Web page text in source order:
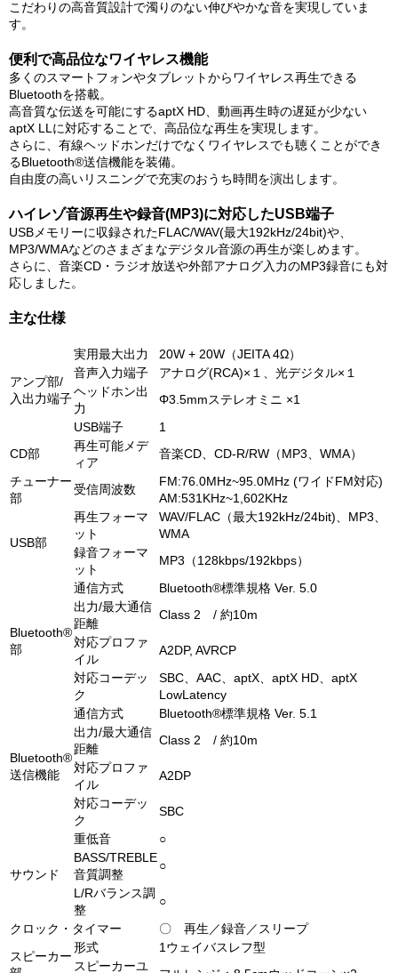
こだわりの高音質設計で濁りのない伸びやかな音を実現していま
す。
便利で高品位なワイヤレス機能
多くのスマートフォンやタブレットからワイヤレス再生できる
Bluetoothを搭載。
高音質な伝送を可能にするaptX HD、動画再生時の遅延が少ない
aptX LLに対応することで、高品位な再生を実現します。
さらに、有線ヘッドホンだけでなくワイヤレスでも聴くことができ
るBluetooth®送信機能を装備。
自由度の高いリスニングで充実のおうち時間を演出します。
ハイレゾ音源再生や録音(MP3)に対応したUSB端子
USBメモリーに収録されたFLAC/WAV(最大192kHz/24bit)や、
MP3/WMAなどのさまざまなデジタル音源の再生が楽しめます。
さらに、音楽CD・ラジオ放送や外部アナログ入力のMP3録音にも対
応しました。
主な仕様
アンプ部/
入出力端子
実用最大出力
20W + 20W（JEITA 4Ω）
音声入力端子
アナログ(RCA)×１、光デジタル×１
ヘッドホン出
力
Φ3.5mmステレオミニ ×1
USB端子
1
CD部
再生可能メデ
ィア
音楽CD、CD‐R/RW（MP3、WMA）
チューナー
部
受信周波数
FM:76.0MHz~95.0MHz (ワイドFM対応)
AM:531KHz~1,602KHz
USB部
再生フォーマ
ット
WAV/FLAC（最大192kHz/24bit)、MP3、
WMA
録音フォーマ
ット
MP3（128kbps/192kbps）
Bluetooth®
部
通信方式
Bluetooth®標準規格 Ver. 5.0
出力/最大通信
距離
Class 2 / 約10m
対応プロファ
イル
A2DP, AVRCP
対応コーデッ
ク
SBC、AAC、aptX、aptX HD、aptX
LowLatency
Bluetooth®
送信機能
通信方式
Bluetooth®標準規格 Ver. 5.1
出力/最大通信
距離
Class 2 / 約10m
対応プロファ
イル
A2DP
対応コーデッ
ク
SBC
サウンド
重低音
○
BASS/TREBLE
音質調整
○
L/Rバランス調
整
○
クロック・タイマー
〇 再生／録音／スリープ
スピーカー
形式
1ウェイバスレフ型
スピーカーユ